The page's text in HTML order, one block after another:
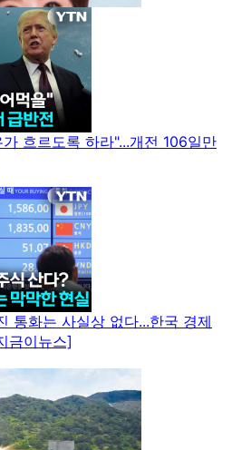
흐르도록 하라"...개전 106일만
통화는 사실상 없다...한국 경제
금이뉴스]